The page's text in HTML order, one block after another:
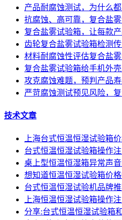
产品耐腐蚀测试，为什么
抗腐蚀、高可靠，复合盐
复合盐雾试验箱，让每款
齿轮复合盐雾试验箱检测
材料耐腐蚀性评估复合盐
复合盐雾试验箱给手机外
攻克腐蚀难题，预判产品
严苛腐蚀测试预见风险，
技术文章
上海台式恒温恒湿试验箱
台式恒温恒湿试验箱操作
桌上型恒温恒湿箱异常声
想知道恒温恒湿试验箱价
台式恒温恒湿试验机品牌
上海恒温恒湿试验箱操作
分享:台式恒温恒湿试验箱